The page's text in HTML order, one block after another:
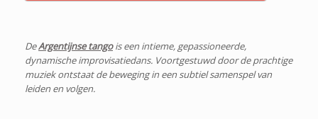
DeArgentijnse tangois een intieme, gepassioneerde,
dynamische improvisatiedans. Voortgestuwd door de prachtige
muziek ontstaat de beweging in een subtiel samenspel van
leiden en volgen.